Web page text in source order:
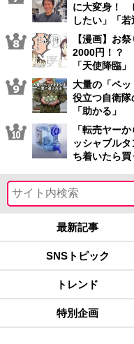
に大変身！
したい」「若
【漫画】お
2000円！？
「天使降臨」
大量の「ペ
役立つ自衛隊
「助かる」
「転売ヤー
ッシャブル
ち着いたら買
最新記事
SNSトピック
トレンド
特別企画